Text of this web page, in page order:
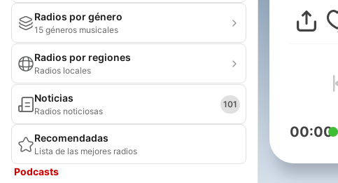
Radios por género
15 géneros musicales
Radios por regiones
Radios locales
Noticias
Radios noticiosas
101
Recomendadas
Lista de las mejores radios
Podcasts
00:00